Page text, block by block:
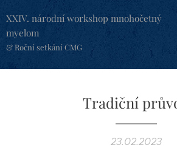
XXIV. národní workshop mnohočetný
myelom
& Roční setkání CMG
Tradiční
23.02.2023